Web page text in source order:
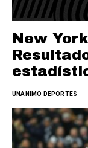
New
UNANIMO DEPORTES